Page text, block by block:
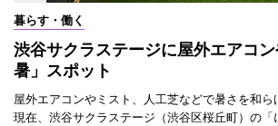
暮らす・働く
渋谷サクラステージに屋外エアコ
暑」スポット
屋外エアコンやミスト、人工芝などで暑さを和
現在、渋谷サクラステージ（渋谷区桜丘町）の「